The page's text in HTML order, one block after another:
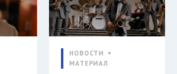
НОВОСТИ
МАТЕРИАЛ